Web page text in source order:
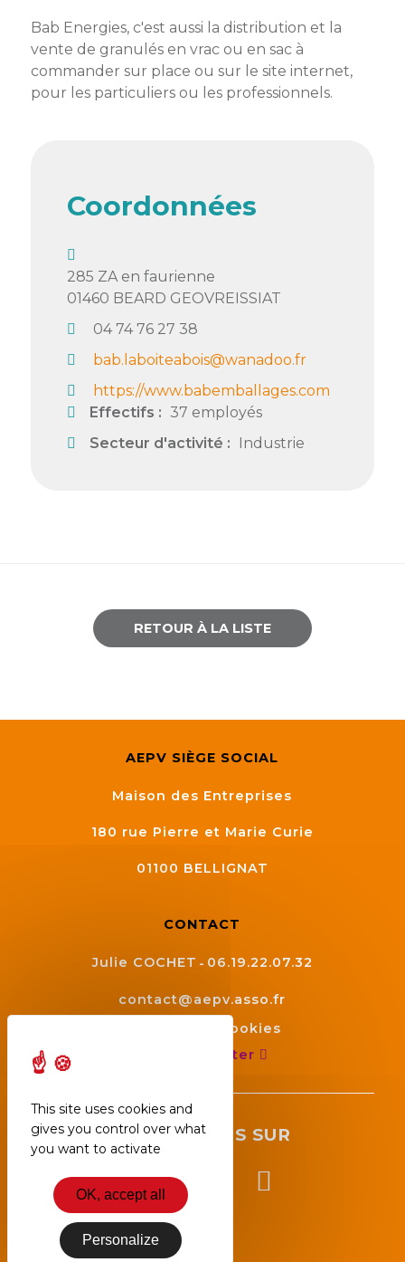
entreprises
Semaine
de
collaboratifs
Agenda
Newsletter
Bab Energies, c'est aussi la distribution et la
vente de granulés en vrac ou en sac à
commander sur place ou sur le site internet,
pour les particuliers ou les professionnels.
Coordonnées
285 ZA en faurienne
01460 BEARD GEOVREISSIAT
04 74 76 27 38
bab.laboiteabois@wanadoo.fr
https://www.babemballages.com
Effectifs : 37 employés
Secteur d'activité : Industrie
RETOUR À LA LISTE
AEPV SIÈGE SOCIAL
Maison des Entreprises
180 rue Pierre et Marie Curie
01100 BELLIGNAT
CONTACT
Julie COCHET 06.19.22.07.32
contact@aepv.asso.fr
Gestion des cookies
Nous contacter
SUIVEZ NOUS SUR
This site uses cookies and
gives you control over what
you want to activate
OK, accept all
Personalize